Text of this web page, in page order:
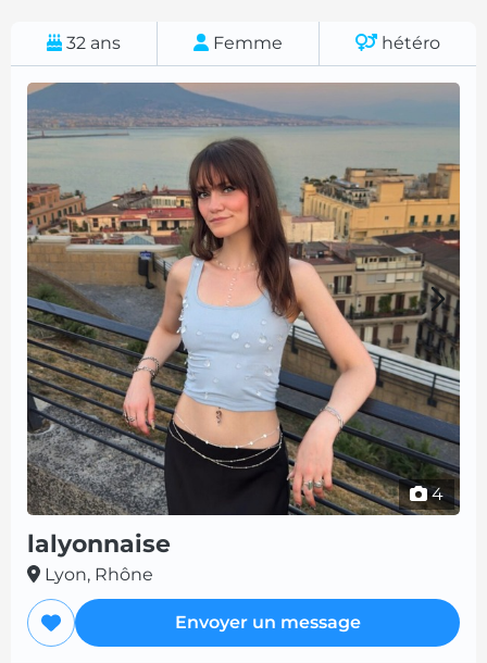
32 ans Femme hétéro
4
lalyonnaise
Lyon, Rhône
Envoyer un message